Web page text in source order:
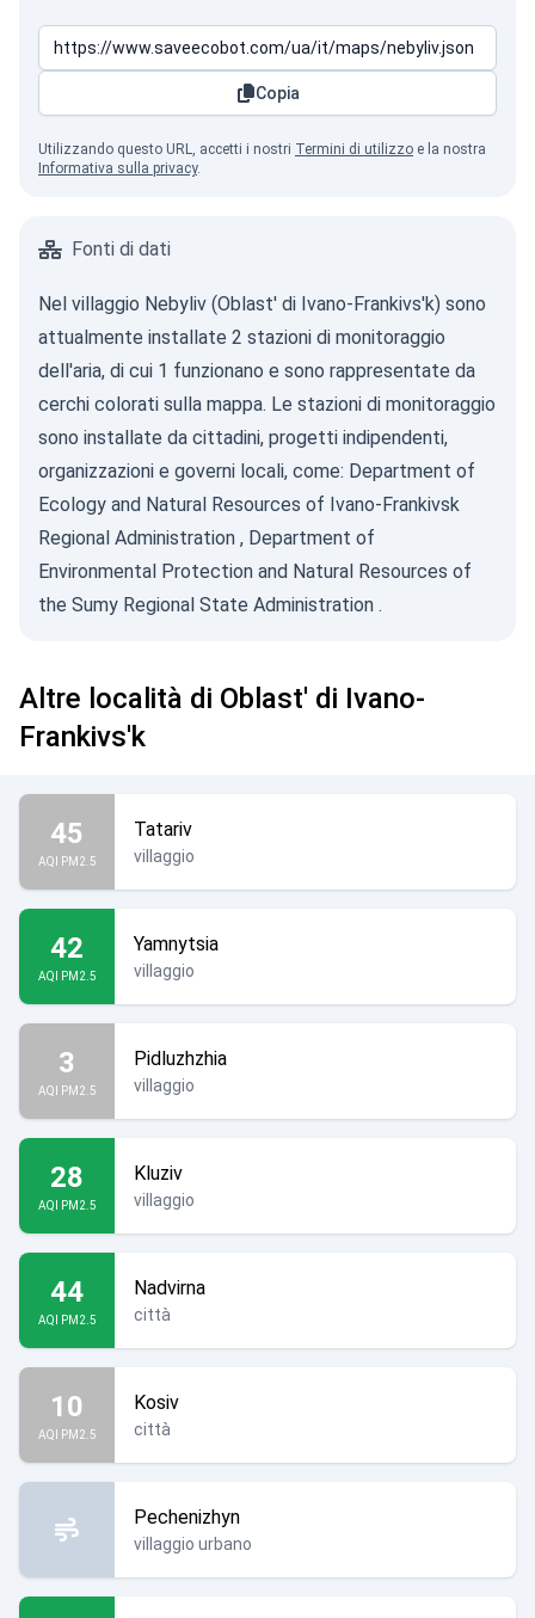
Copia
Utilizzando questo URL, accetti i nostri Termini di utilizzo e la nostra
Informativa sulla privacy.
Fonti di dati
Nel villaggio Nebyliv (Oblast' di Ivano-Frankivs'k) sono
attualmente installate 2 stazioni di monitoraggio
dell'aria, di cui 1 funzionano e sono rappresentate da
cerchi colorati sulla mappa. Le stazioni di monitoraggio
sono installate da cittadini, progetti indipendenti,
organizzazioni e governi locali, come: Department of
Ecology and Natural Resources of Ivano-Frankivsk
Regional Administration , Department of
Environmental Protection and Natural Resources of
the Sumy Regional State Administration .
Altre località di Oblast' di Ivano-
Frankivs'k
45
AQI PM2.5
Tatariv
villaggio
42
AQI PM2.5
Yamnytsia
villaggio
3
AQI PM2.5
Pidluzhzhia
villaggio
28
AQI PM2.5
Kluziv
villaggio
44
AQI PM2.5
Nadvirna
città
10
AQI PM2.5
Kosiv
città
Pechenizhyn
villaggio urbano